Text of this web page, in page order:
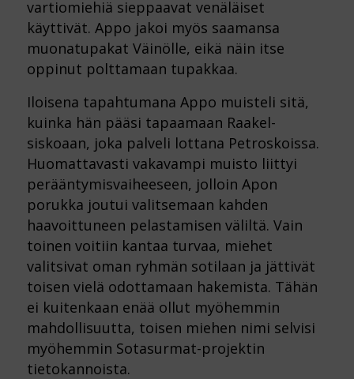
vartiomiehiä sieppaavat venäläiset
käyttivät. Appo jakoi myös saamansa
muonatupakat Väinölle, eikä näin itse
oppinut polttamaan tupakkaa.
Iloisena tapahtumana Appo muisteli sitä,
kuinka hän pääsi tapaamaan Raakel-
siskoaan, joka palveli lottana Petroskoissa.
Huomattavasti vakavampi muisto liittyi
perääntymisvaiheeseen, jolloin Apon
porukka joutui valitsemaan kahden
haavoittuneen pelastamisen väliltä. Vain
toinen voitiin kantaa turvaa, miehet
valitsivat oman ryhmän sotilaan ja jättivät
toisen vielä odottamaan hakemista. Tähän
ei kuitenkaan enää ollut myöhemmin
mahdollisuutta, toisen miehen nimi selvisi
myöhemmin Sotasurmat-projektin
tietokannoista.